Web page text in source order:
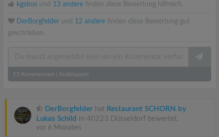
kgsbus und 13 andere finden diese Bewertung hilfreich.
DerBorgfelder und 12 andere finden diese Bewertung gut
geschrieben.
13 Kommentare Ausklappen
DerBorgfelder hat Restaurant SCHORN by
Lukas Schild in 40223 Düsseldorf bewertet.
vor 6 Monaten